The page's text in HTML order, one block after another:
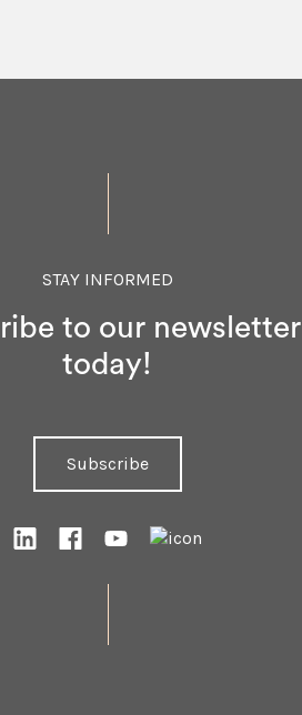
STAY INFORMED
to our newsletter
today!
Subscribe